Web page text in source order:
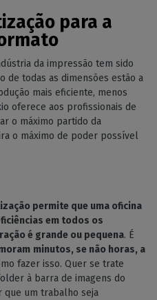
para a
da impressão tem sido
de todas as dimensões estão a
mais eficiente, menos
oferece aos profissionais de
o máximo partido da
o máximo de poder possível
permite que uma oficina
em todos os
é grande ou pequena. É
minutos, se não horas, a
fazer isso. Quer se trate
à barra de imagens do
que um trabalho seja